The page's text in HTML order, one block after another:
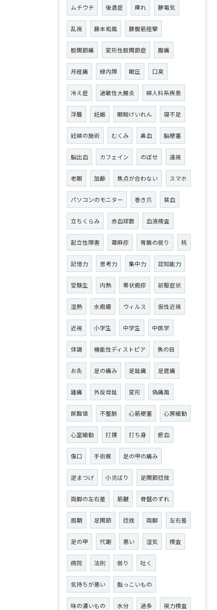
ムチウチ 後遺症 痺れ 静電気
乱視 藤本和風 腓腹筋痙攣
股関節痛 変形性股関節症 腹痛
月経痛 緑内障 眼圧 口臭
冷え症 過敏性大腸炎 婦人科系疾患
浮腫 妊娠 眼瞼けいれん 寝不足
妊婦の施術 むくみ 鼻血 脳梗塞
脳出血 カフェイン のぼせ 遠視
老眼 加齢 焦点が合わない スマホ
パソコンのモニター 巻き爪 貧血
立ちくらみ 赤血球数 血液検査
起立性障害 蕁麻疹 胃腸の弱り 桃
記憶力 思考力 集中力 認知能力
受験生 内熱 帯状疱疹 前駆症状
湿熱 水疱瘡 ウィルス 仮性近視
近視 小学生 中学生 中医学
体調 機能性ディストピア 魚の目
お灸 足の痛み 足趾痛 足底痛
踵痛 外反母趾 変形 偽痛風
尿酸値 不整脈 心筋梗塞 心房細動
心室細動 打撲 打ち身 瘀血
傷口 手術痕 足の甲の痛み
逆まつげ 小児ばり 足関節捻挫
両脚の左右差 筋腱 骨盤のずれ
周期 足関節 捻挫 両脚 左右差
足の甲 代謝 悪い 湿気 検査
病院 法則 弱り 吐く
気持ちが悪い 脂っこいもの
味の濃いもの 水分 過多 視力検査